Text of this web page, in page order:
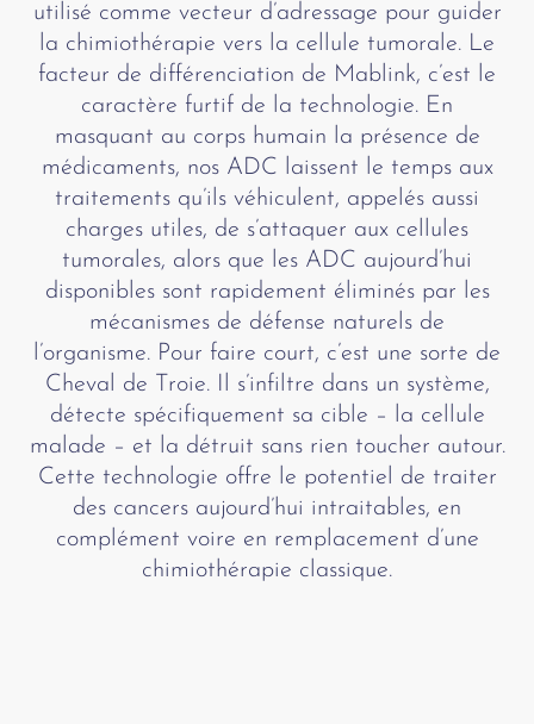
utilisé comme vecteur d’adressage pour guider
la chimiothérapie vers la cellule tumorale. Le
facteur de différenciation de Mablink, c’est le
caractère furtif de la technologie. En
masquant au corps humain la présence de
médicaments, nos ADC laissent le temps aux
traitements qu’ils véhiculent, appelés aussi
charges utiles, de s’attaquer aux cellules
tumorales, alors que les ADC aujourd’hui
disponibles sont rapidement éliminés par les
mécanismes de défense naturels de
l’organisme. Pour faire court, c’est une sorte de
Cheval de Troie. Il s’infiltre dans un système,
détecte spécifiquement sa cible – la cellule
malade – et la détruit sans rien toucher autour.
Cette technologie offre le potentiel de traiter
des cancers aujourd’hui intraitables, en
complément voire en remplacement d’une
chimiothérapie classique.